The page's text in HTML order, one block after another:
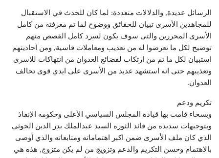
الرسائل عديدة, والدلالات متعددة: لما كان للحدث في الاستقبال
للمجاهدين الأسرى تبيان للحقائق ووضوح لما تم معرفته من كامل
الأسرى المحررين والتى سوف يكون لسرد كامل القصص منهم
توضيح لكل ما تعرضوا له من تعذيب ومعاملات قاسية, ومن أحاديثهم
استبيان لكل ما تم من ارتكاب لفضائع العدوان من انتهاكات للاسرى
وتعذيبهم حتى انه استشهد عديد من الأسرى على ايدي قوى تحالف
العدوان.
تكريم ودعم
وبسخاء قامت بها قيادة المجلس السياسي الأعلى وحكومه الإنقاذ
وبتوجيهات سديده من قائد الثوره السيد عبدالملك بدر الدين الحوثي
الذي كان ملف الأسرى ضمن اكبر اهتماماته ومتابعاته والذي أوصى
بالاهتمام وحسن التكريم والدعم وتزويج من لم يكن متزوج, هذه هي